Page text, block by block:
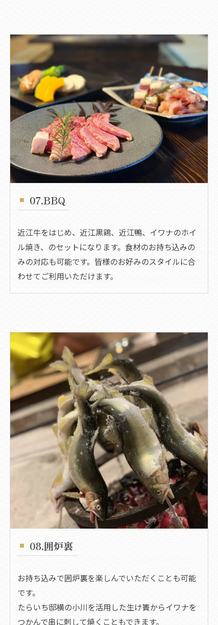
07.BBQ
近江牛をはじめ、近江黒鶏、近江鴨、イワナのホイ
ル焼き、のセットになります。食材のお持ち込みの
みの対応も可能です。​皆様のお好みのスタイルに合
わせてご利用いただけます。
08.囲炉裏
お持ち込みで囲炉裏を楽しんでいただくことも可能
です。
たらいち邸横の小川を活用した生け簀からイワナを
つかんで串に刺して焼くこともできます。